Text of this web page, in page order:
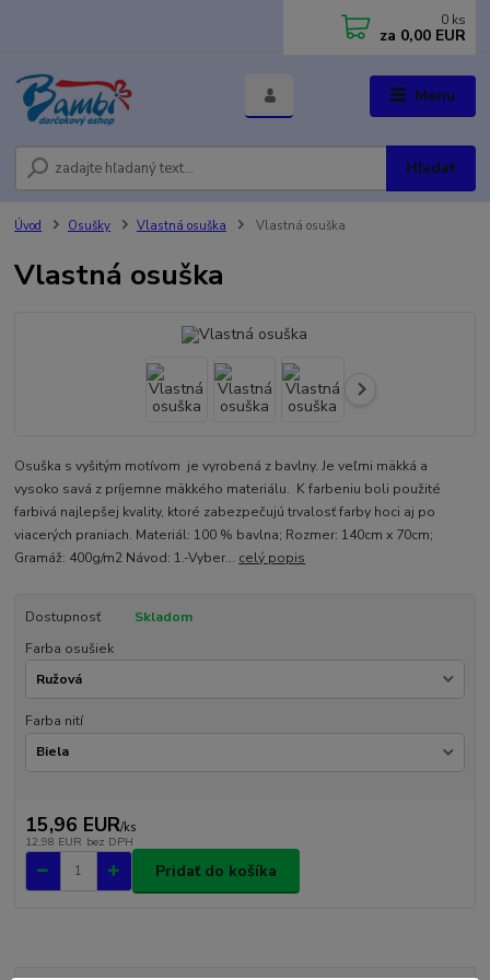
Menu
Hľadať
0 ks
za 0,00 EUR
Úvod Osušky Vlastná osuška Vlastná osuška
Vlastná osuška
Osuška s vyšitým motívom je vyrobená z bavlny. Je veľmi mäkká a
vysoko savá z príjemne mäkkého materiálu. K farbeniu boli použité
farbivá najlepšej kvality, ktoré zabezpečujú trvalosť farby hoci aj po
viacerých praniach. Materiál: 100 % bavlna; Rozmer: 140cm x 70cm;
Gramáž: 400g/m2 Návod: 1.-Vyber... celý popis
Dostupnosť
Skladom
Farba osušiek
Farba nití
15,96 EUR/ks
12,98 EUR bez DPH
Pridať do košíka